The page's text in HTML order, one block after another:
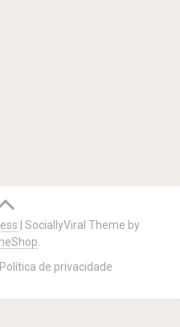
|SociallyViral Theme by
.
Política de privacidade